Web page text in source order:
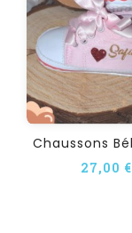
27,00 €